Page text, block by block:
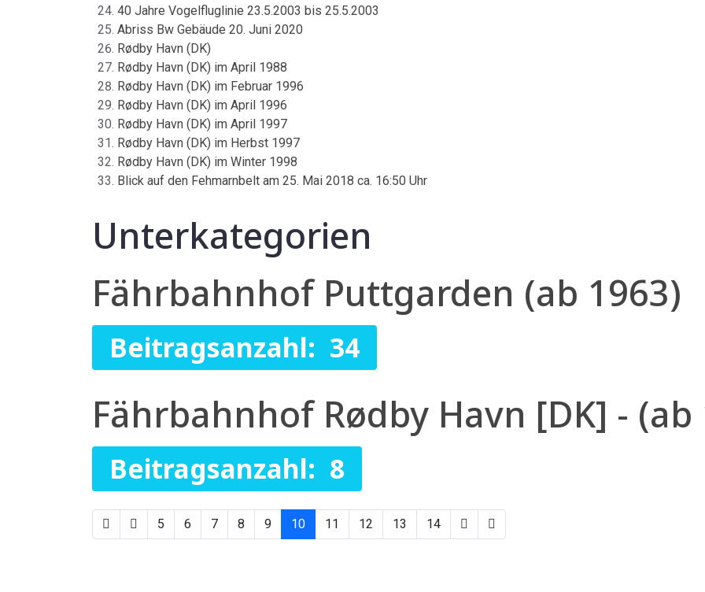
40 Jahre Vogelfluglinie 23.5.2003 bis 25.5.2003
Abriss Bw Gebäude 20. Juni 2020
Rødby Havn (DK)
Rødby Havn (DK) im April 1988
Rødby Havn (DK) im Februar 1996
Rødby Havn (DK) im April 1996
Rødby Havn (DK) im April 1997
Rødby Havn (DK) im Herbst 1997
Rødby Havn (DK) im Winter 1998
Blick auf den Fehmarnbelt am 25. Mai 2018 ca. 16:50 Uhr
Unterkategorien
Fährbahnhof Puttgarden (ab 1963)
Beitragsanzahl: 34
Fährbahnhof Rødby Havn [DK] - (ab
Beitragsanzahl: 8
5 6 7 8 9 10 11 12 13 14